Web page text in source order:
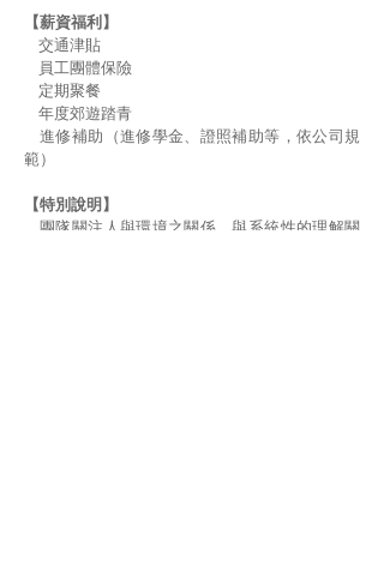
【薪資福利】
交通津貼
員工團體保險
定期聚餐
年度郊遊踏青
進修補助（進修學金、證照補助等，依公司規
範）
【特別說明】
團隊關注人與環境之關係，與系統性的理解關